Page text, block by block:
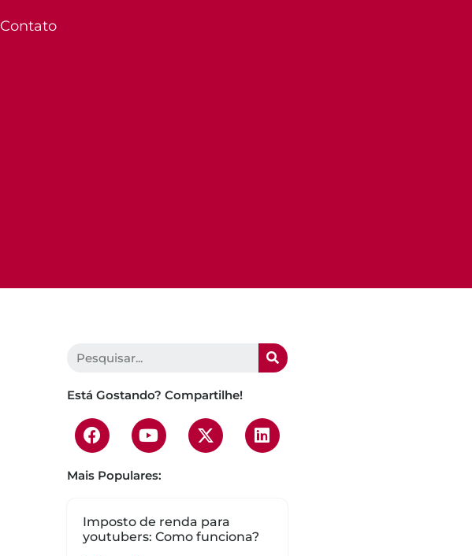
Contato
Está Gostando? Compartilhe!
Mais Populares:
Imposto de renda para
youtubers: Como funciona?